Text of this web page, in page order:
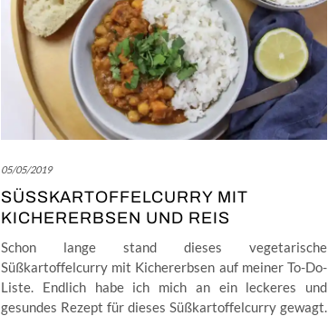
05/05/2019
SÜSSKARTOFFELCURRY MIT K
ICHERERBSEN UND REIS
Schon lange stand dieses vegetarische
Süßkartoffelcurry mit Kichererbsen auf meiner To-Do-
Liste. Endlich habe ich mich an ein leckeres und
gesundes Rezept für dieses Süßkartoffelcurry gewagt.